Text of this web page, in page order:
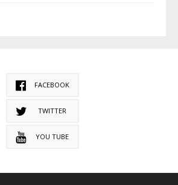
FACEBOOK
TWITTER
YOU TUBE